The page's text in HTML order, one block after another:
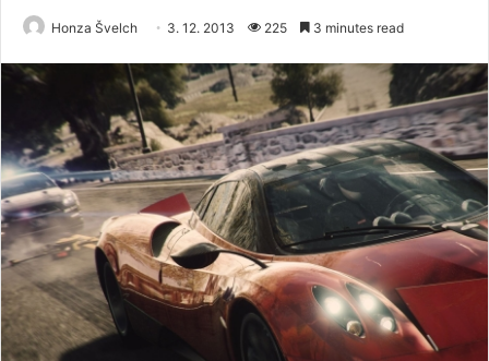
Honza Švelch 3. 12. 2013 225 3 minutes read